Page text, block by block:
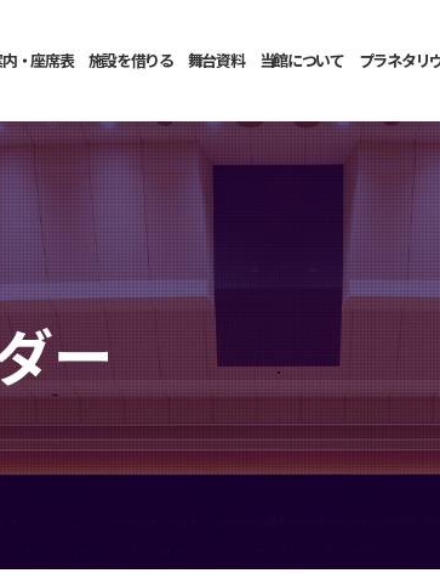
・座席表 施設を借りる 舞台資料 当館について プラネタリ
ー